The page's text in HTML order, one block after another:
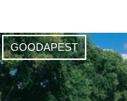
GOODAPEST